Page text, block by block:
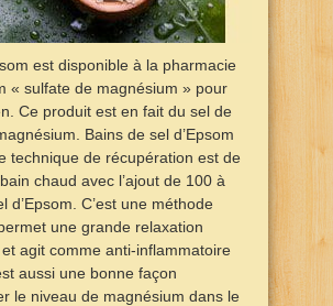
est disponible à la pharmacie
« sulfate de magnésium » pour
Ce produit est en fait du sel de
Bains de sel d’Epsom
technique de récupération est de
chaud avec l’ajout de 100 à
d’Epsom. C’est une méthode
une grande relaxation
agit comme anti-inflammatoire
aussi une bonne façon
le niveau de magnésium dans le